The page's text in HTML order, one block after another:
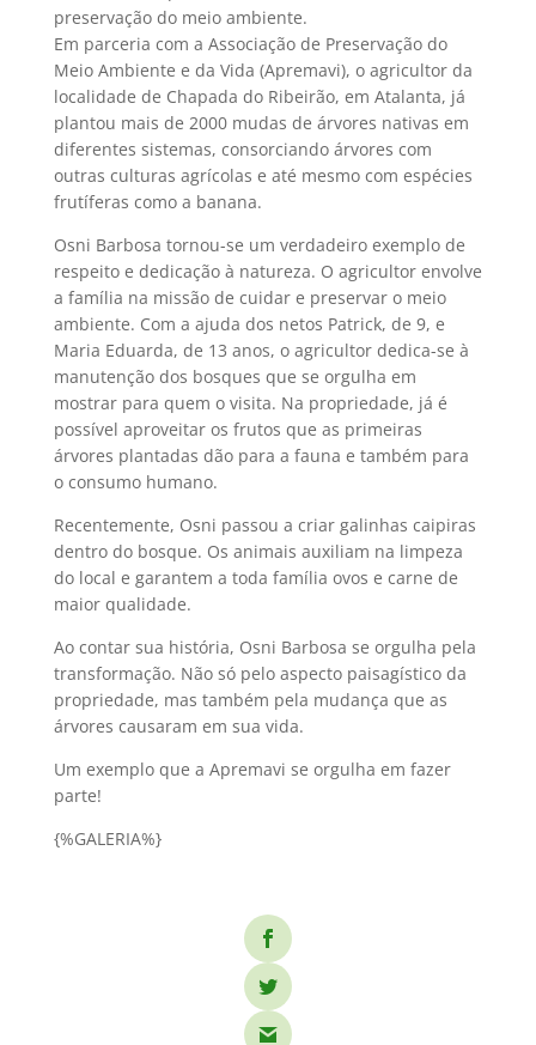
preservação do meio ambiente.
Em parceria com a Associação de Preservação do
Meio Ambiente e da Vida (Apremavi), o agricultor da
localidade de Chapada do Ribeirão, em Atalanta, já
plantou mais de 2000 mudas de árvores nativas em
diferentes sistemas, consorciando árvores com
outras culturas agrícolas e até mesmo com espécies
frutíferas como a banana.
Osni Barbosa tornou-se um verdadeiro exemplo de
respeito e dedicação à natureza. O agricultor envolve
a família na missão de cuidar e preservar o meio
ambiente. Com a ajuda dos netos Patrick, de 9, e
Maria Eduarda, de 13 anos, o agricultor dedica-se à
manutenção dos bosques que se orgulha em
mostrar para quem o visita. Na propriedade, já é
possível aproveitar os frutos que as primeiras
árvores plantadas dão para a fauna e também para
o consumo humano.
Recentemente, Osni passou a criar galinhas caipiras
dentro do bosque. Os animais auxiliam na limpeza
do local e garantem a toda família ovos e carne de
maior qualidade.
Ao contar sua história, Osni Barbosa se orgulha pela
transformação. Não só pelo aspecto paisagístico da
propriedade, mas também pela mudança que as
árvores causaram em sua vida.
Um exemplo que a Apremavi se orgulha em fazer
parte!
{%GALERIA%}